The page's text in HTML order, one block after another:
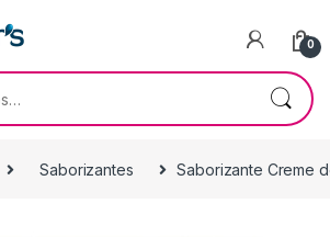
0
Saborizantes Saborizante Creme